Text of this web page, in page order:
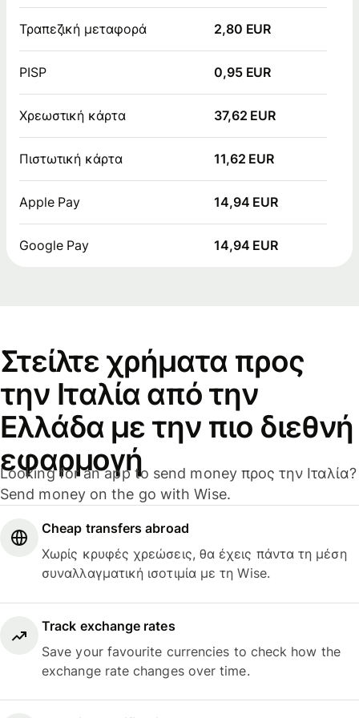
Τραπεζική μεταφορά 2,80 EUR
PISP 0,95 EUR
Χρεωστική κάρτα 37,62 EUR
Πιστωτική κάρτα 11,62 EUR
Apple Pay 14,94 EUR
Google Pay 14,94 EUR
Στείλτε χρήματα προς
την Ιταλία από την
Ελλάδα με την πιο διεθνή
εφαρμογή
Looking for an app to send money προς την Ιταλία?
Send money on the go with Wise.
Cheap transfers abroad
Χωρίς κρυφές χρεώσεις, θα έχεις πάντα τη μέση
συναλλαγματική ισοτιμία με τη Wise.
Track exchange rates
Save your favourite currencies to check how the
exchange rate changes over time.